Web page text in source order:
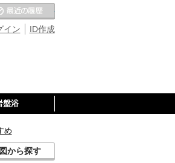
ID作成
イン
入りの温泉
盤浴
め
から探す